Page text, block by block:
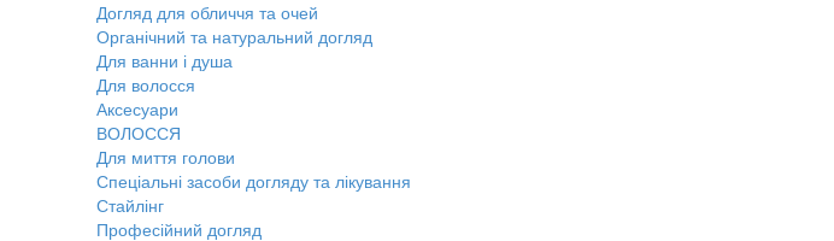
Догляд для обличчя та очей
Органічний та натуральний догляд
Для ванни і душа
Для волосся
Аксесуари
ВОЛОССЯ
Для миття голови
Спеціальні засоби догляду та лікування
Стайлінг
Професійний догляд